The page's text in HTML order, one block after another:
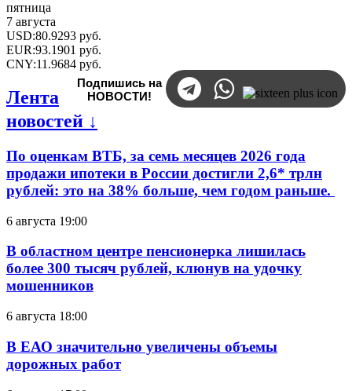
пятница
7 августа
USD:80.9293 руб.
EUR:93.1901 руб.
CNY:11.9684 руб.
Подпишись на
НОВОСТИ!
Лента
новостей ↓
По оценкам ВТБ, за семь месяцев 2026 года
продажи ипотеки в России достигли 2,6* трлн
рублей: это на 38% больше, чем годом раньше.
6 августа 19:00
В областном центре пенсионерка лишилась
более 300 тысяч рублей, клюнув на удочку
мошенников
6 августа 18:00
В ЕАО значительно увеличены объемы
дорожных работ